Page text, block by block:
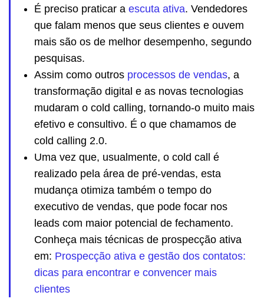
É preciso praticar a escuta ativa. Vendedores
que falam menos que seus clientes e ouvem
mais são os de melhor desempenho, segundo
pesquisas.
Assim como outros processos de vendas, a
transformação digital e as novas tecnologias
mudaram o cold calling, tornando-o muito mais
efetivo e consultivo. É o que chamamos de
cold calling 2.0.
Uma vez que, usualmente, o cold call é
realizado pela área de pré-vendas, esta
mudança otimiza também o tempo do
executivo de vendas, que pode focar nos
leads com maior potencial de fechamento.
Conheça mais técnicas de prospecção ativa
em: Prospecção ativa e gestão dos contatos:
dicas para encontrar e convencer mais
clientes